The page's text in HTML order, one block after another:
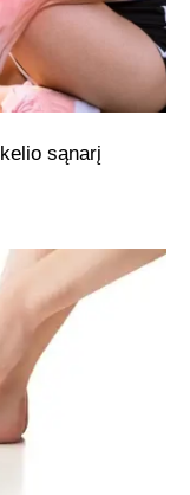
sąnarį